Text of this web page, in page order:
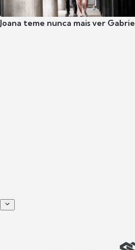
Joana teme nunca mais ver